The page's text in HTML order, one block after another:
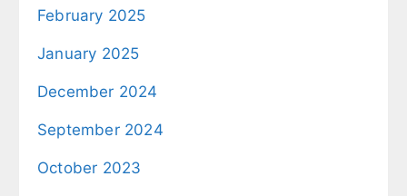
February 2025
January 2025
December 2024
September 2024
October 2023